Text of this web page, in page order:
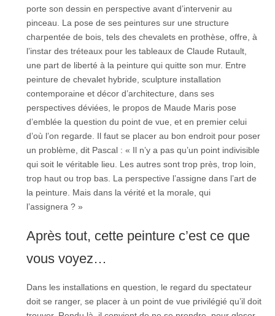
porte son dessin en perspective avant d’intervenir au
pinceau. La pose de ses peintures sur une structure
charpentée de bois, tels des chevalets en prothèse, offre, à
l’instar des tréteaux pour les tableaux de Claude Rutault,
une part de liberté à la peinture qui quitte son mur. Entre
peinture de chevalet hybride, sculpture installation
contemporaine et décor d’architecture, dans ses
perspectives déviées, le propos de Maude Maris pose
d’emblée la question du point de vue, et en premier celui
d’où l’on regarde. Il faut se placer au bon endroit pour poser
un problème, dit Pascal : « Il n’y a pas qu’un point indivisible
qui soit le véritable lieu. Les autres sont trop près, trop loin,
trop haut ou trop bas. La perspective l’assigne dans l’art de
la peinture. Mais dans la vérité et la morale, qui
l’assignera ? »
Après tout, cette peinture c’est ce que
vous voyez…
Dans les installations en question, le regard du spectateur
doit se ranger, se placer à un point de vue privilégié qu’il doit